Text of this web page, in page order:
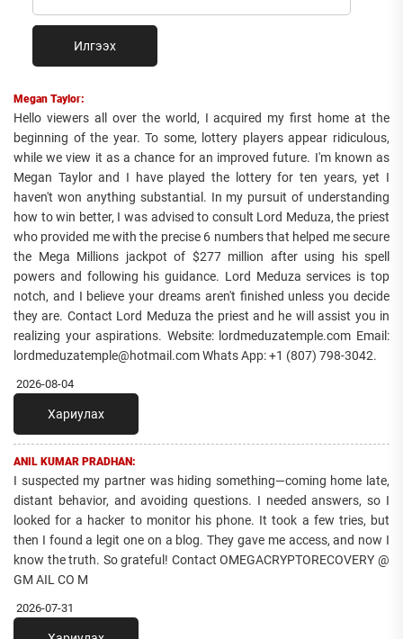
Илгээх
Megan Taylor:
Hello viewers all over the world, I acquired my first home at the
beginning of the year. To some, lottery players appear ridiculous,
while we view it as a chance for an improved future. I'm known as
Megan Taylor and I have played the lottery for ten years, yet I
haven't won anything substantial. In my pursuit of understanding
how to win better, I was advised to consult Lord Meduza, the priest
who provided me with the precise 6 numbers that helped me secure
the Mega Millions jackpot of $277 million after using his spell
powers and following his guidance. Lord Meduza services is top
notch, and I believe your dreams aren't finished unless you decide
they are. Contact Lord Meduza the priest and he will assist you in
realizing your aspirations. Website: lordmeduzatemple.com Email:
lordmeduzatemple@hotmail.com Whats App: +1 (807) 798-3042.
2026-08-04
Хариулах
ANIL KUMAR PRADHAN:
I suspected my partner was hiding something—coming home late,
distant behavior, and avoiding questions. I needed answers, so I
looked for a hacker to monitor his phone. It took a few tries, but
then I found a legit one on a blog. They gave me access, and now I
know the truth. So grateful! Contact OMEGACRYPTORECOVERY @
GM AIL CO M
2026-07-31